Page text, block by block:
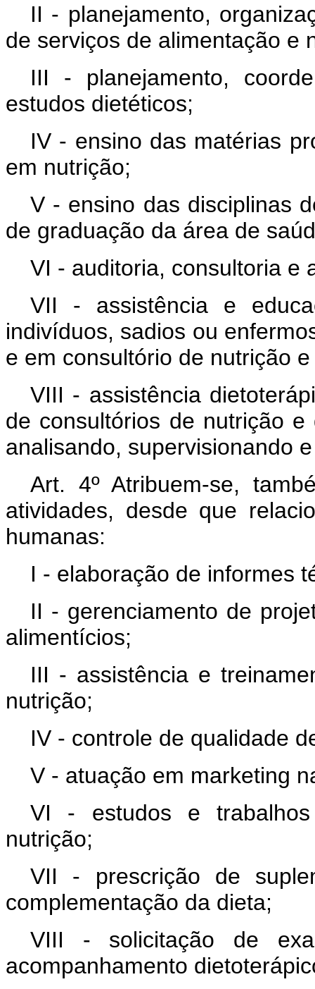
II - planejamento,
de serviços de alimentação e
III - planejamento,
estudos dietéticos;
IV - ensino das matérias
em nutrição;
V - ensino das disciplinas
de graduação da área de
VI - auditoria, consultoria e
VII - assistência e
indivíduos, sadios ou
e em consultório de nutrição
VIII - assistência
de consultórios de nutrição
analisando, supervisionando
Art. 4º Atribuem-se,
atividades, desde que
humanas:
I - elaboração de informes
II - gerenciamento de
alimentícios;
III - assistência e
nutrição;
IV - controle de qualidade
V - atuação em marketing
VI - estudos e trabalhos
nutrição;
VII - prescrição de
complementação da dieta;
VIII - solicitação de
acompanhamento